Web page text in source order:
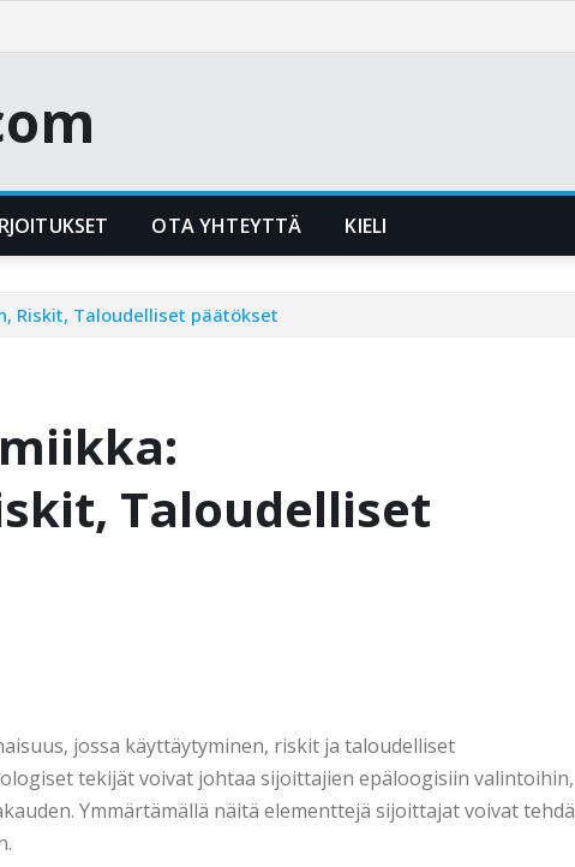
OTA YHTEYTTÄ KIELI
Riskit, Taloudelliset päätökset
Taloudelliset
jossa käyttäytyminen, riskit ja taloudelliset
tekijät voivat johtaa sijoittajien epäloogisiin valintoihin,
Ymmärtämällä näitä elementtejä sijoittajat voivat tehdä